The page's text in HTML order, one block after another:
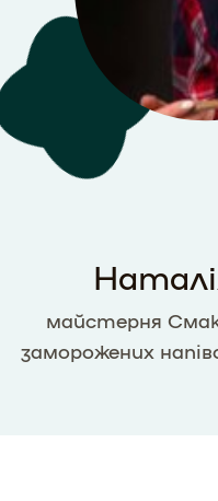
майстерня
заморожених